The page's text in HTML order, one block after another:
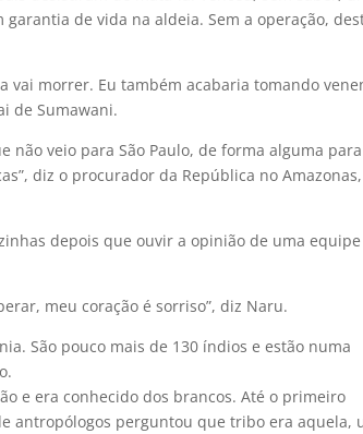
de vida na aldeia. Sem a operação,
vai morrer. Eu também acabaria tomando
de Sumawani.
não veio para São Paulo, de forma alguma para
diz o procurador da República no Amazonas,
depois que ouvir a opinião de uma
meu coração é sorriso”, diz Naru.
São pouco mais de 130 índios e estão numa
e era conhecido dos brancos. Até o primeiro
antropólogos perguntou que tribo era aquela,